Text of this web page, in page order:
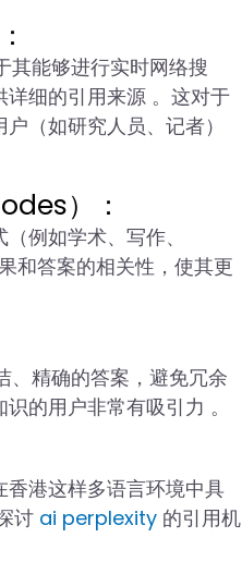
能够进行实时网络搜
细的引用来源 。这对于
（如研究人员、记者）
）：
例如学术、写作、
和答案的相关性，使其更
精确的答案，避免冗余
的用户非常有吸引力 。
港这样多语言环境中具
讨 ai perplexity 的引用机